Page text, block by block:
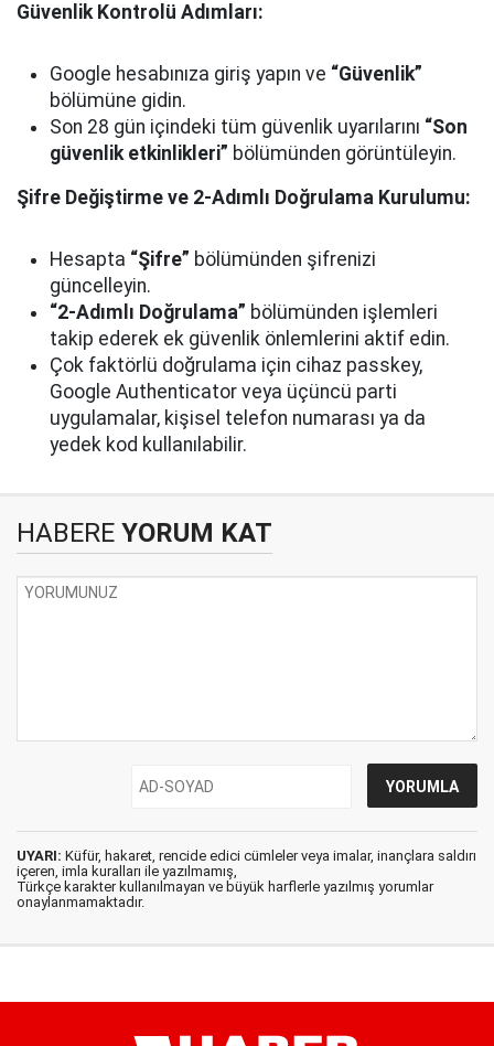
Güvenlik Kontrolü Adımları:
Google hesabınıza giriş yapın ve “Güvenlik”
bölümüne gidin.
Son 28 gün içindeki tüm güvenlik uyarılarını “Son
güvenlik etkinlikleri” bölümünden görüntüleyin.
Şifre Değiştirme ve 2-Adımlı Doğrulama Kurulumu:
Hesapta “Şifre” bölümünden şifrenizi
güncelleyin.
“2-Adımlı Doğrulama” bölümünden işlemleri
takip ederek ek güvenlik önlemlerini aktif edin.
Çok faktörlü doğrulama için cihaz passkey,
Google Authenticator veya üçüncü parti
uygulamalar, kişisel telefon numarası ya da
yedek kod kullanılabilir.
HABERE YORUM KAT
UYARI: Küfür, hakaret, rencide edici cümleler veya imalar, inançlara saldırı
içeren, imla kuralları ile yazılmamış,
Türkçe karakter kullanılmayan ve büyük harflerle yazılmış yorumlar
onaylanmamaktadır.